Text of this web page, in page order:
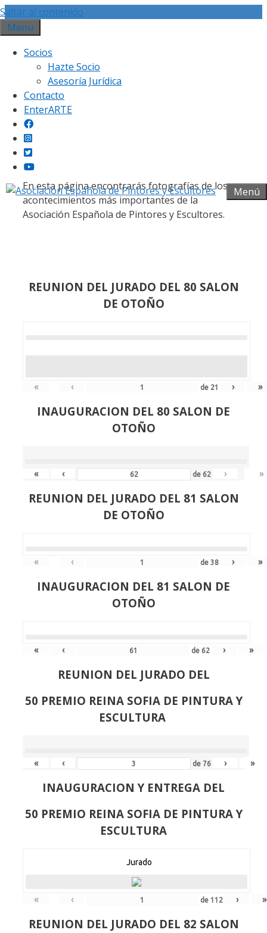
Saltar al contenido
Menu
Socios
Hazte Socio
Asesoría Jurídica
Contacto
EnterARTE
Menú
Galería fotográfica
En esta página encontrarás fotografías de los
acontecimientos más importantes de la
Asociación Española de Pintores y Escultores.
REUNION DEL JURADO DEL 80 SALON
DE OTOÑO
« ‹ de 21 › »
INAUGURACION DEL 80 SALON DE
OTOÑO
« ‹ de 62 › »
REUNION DEL JURADO DEL 81 SALON
DE OTOÑO
« ‹ de38 › »
INAUGURACION DEL 81 SALON DE
OTOÑO
« ‹ de 62 › »
REUNION DEL JURADO DEL
50 PREMIO REINA SOFIA DE PINTURA Y
ESCULTURA
« ‹ de 76 › »
INAUGURACION Y ENTREGA DEL
50 PREMIO REINA SOFIA DE PINTURA Y
ESCULTURA
Jurado
« ‹ de112 › »
REUNION DEL JURADO DEL 82 SALON